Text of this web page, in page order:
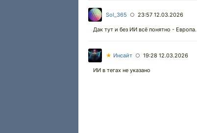
Sol_365 ○ 23:57 12.03.2026
Дак тут и без ИИ всё понятно - Европа.
★ Инсайт ○ 19:28 12.03.2026
ИИ в тегах не указано